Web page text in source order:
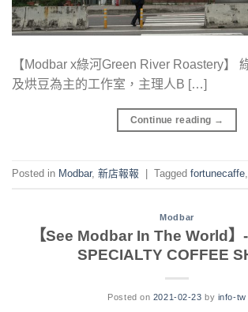
【Modbar x綠河Green River Roastery】
及烘豆為主的工作室，主理人B […]
Continue reading →
Posted in Modbar, 新店報報 Tagged fortunecaffe,
Modbar
【See Modbar In The World
SPECIALTY COFFEE
Posted on 2021-02-23 by info-tw